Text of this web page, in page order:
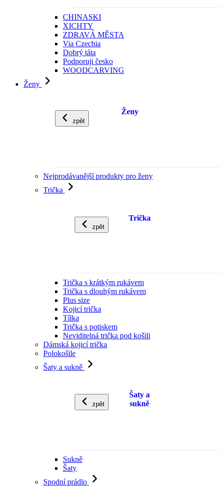
CHINASKI
XICHTY
ZDRAVÁ MĚSTA
Via Czechia
Dobrý táta
Podporuji česko
WOODCARVING
Ženy
zpět
Ženy
Nejprodávanější produkty pro ženy
Trička
zpět
Trička
Trička s krátkým rukávem
Trička s dlouhým rukávem
Plus size
Kojicí trička
Tílka
Trička s potiskem
Neviditelná trička pod košili
Dámská kojicí trička
Polokošile
Šaty a sukně
zpět
Šaty a
sukně
Sukně
Šaty
Spodní prádlo